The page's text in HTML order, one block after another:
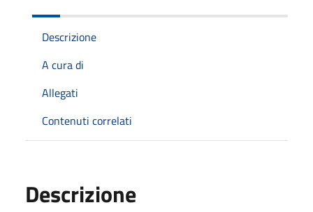
Descrizione
A cura di
Allegati
Contenuti correlati
Descrizione